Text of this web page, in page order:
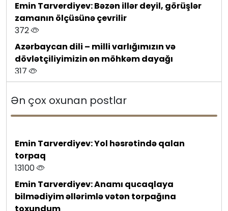
Emin Tarverdiyev: Bəzən illər deyil, görüşlər
zamanın ölçüsünə çevrilir
372
Azərbaycan dili – milli varlığımızın və
dövlətçiliyimizin ən möhkəm dayağı
317
Qayıdış davam edir
592
Məhəmmədəli Qəribli - 50
102
Azərbaycan–Almaniya münasibətlərində
yeni strateji mərhələ: dəyişən dünyanın
çağırışlarına ortaq yanaşma
295
Ən çox oxunan postlar
Emin Tarverdiyev: Yol həsrətində qalan
torpaq
13100
Emin Tarverdiyev: Anamı qucaqlaya
bilmədiyim əllərimlə vətən torpağına
toxundum